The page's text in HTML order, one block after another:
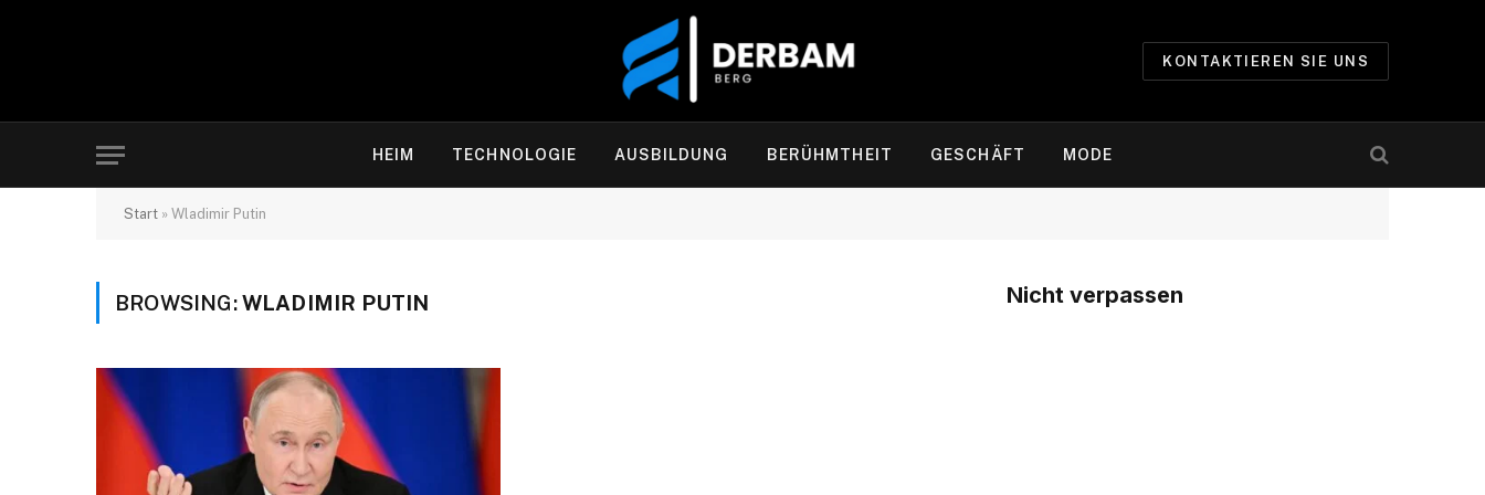
KONTAKTIEREN SIE UNS
HEIM TECHNOLOGIE AUSBILDUNG BERÜHMTHEIT GESCHÄFT MODE
Start » Wladimir Putin
BROWSING:WLADIMIR PUTIN Nicht verpassen